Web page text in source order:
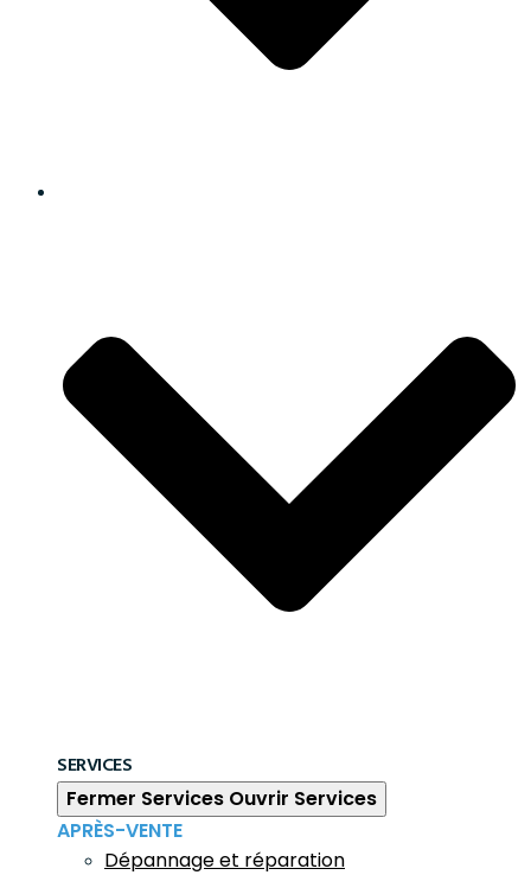
SERVICES
Fermer Services Ouvrir Services
APRÈS-VENTE
Dépannage et réparation